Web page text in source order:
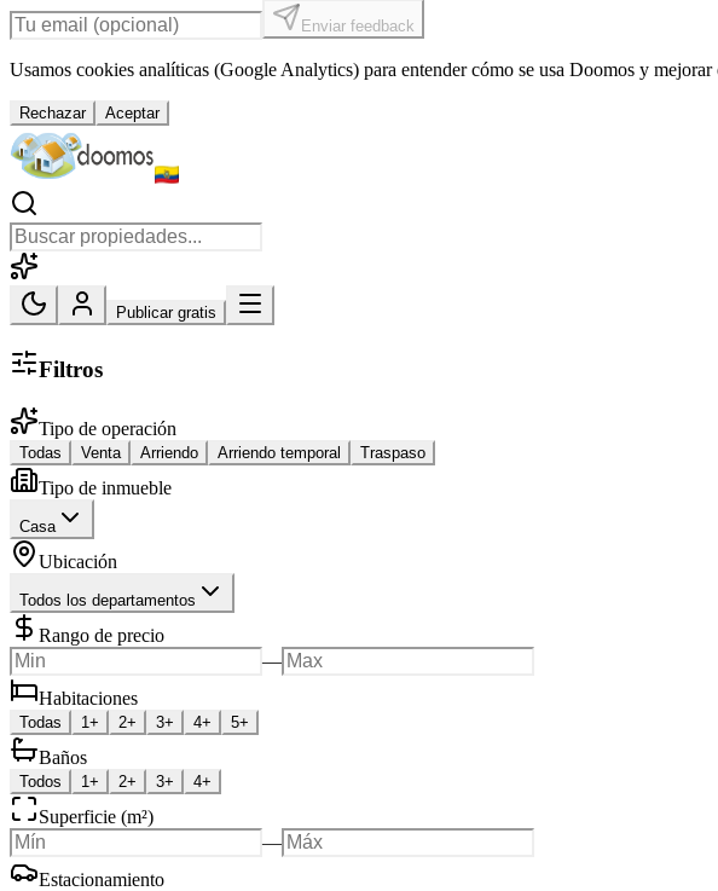
Enviar feedback
Usamos cookies analíticas (Google Analytics) para entender cómo se usa Doomos y
Rechazar Aceptar
Publicar gratis
Filtros
Tipo de operación
Todas Venta Arriendo Arriendo temporal Traspaso
Tipo de inmueble
Casa
Ubicación
Todos los departamentos
Rango de precio
—
Habitaciones
Todas 1+ 2+ 3+ 4+ 5+
Baños
Todos 1+ 2+ 3+ 4+
Superficie (m²)
—
Estacionamiento